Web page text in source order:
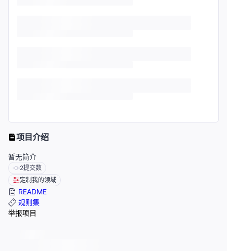
项目介绍
暂无简介
2提交数
定制我的领域
README
规则集
举报项目